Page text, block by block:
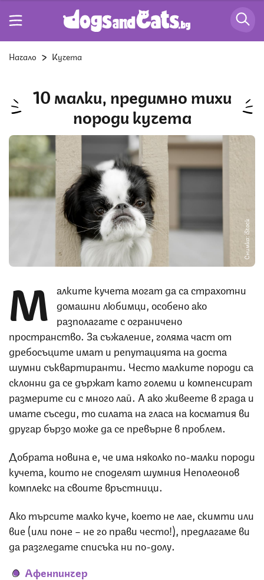
Начало Кучета
10 малки, предимно тихи
породи кучета
Снимка: iStock
М
алките кучета могат да са страхотни
домашни любимци, особено ако
разполагате с ограничено
пространство. За съжаление, голяма част от
дребосъците имат и репутацията на доста
шумни съквартиранти. Често малките породи са
склонни да се държат като големи и компенсират
размерите си с много лай. А ако живеете в града и
имате съседи, то силата на гласа на косматия ви
другар бързо може да се превърне в проблем.
Добрата новина е, че има няколко по-малки породи
кучета, които не споделят шумния Неполеонов
комплекс на своите връстници.
Ако търсите малко куче, което не лае, скимти или
вие (или поне – не го прави често!), предлагаме ви
да разгледате списъка ни по-долу.
Афенпинчер